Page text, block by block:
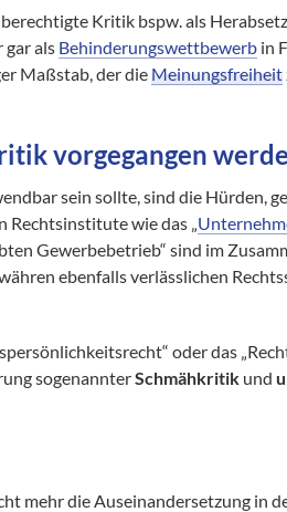
Kritik bspw. als
gar als Behinderungswettbewerb in
Maßstab, der die Meinungsfreiheit
vorgegangen
sein sollte, sind die Hürden,
Rechtsinstitute wie das „
Gewerbebetrieb“ sind im
ebenfalls verlässlichen
oder das
sogenannterSchmähkritik und
mehr die Auseinandersetzung in